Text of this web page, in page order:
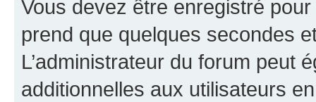
Vous devez être enregistré
prend que quelques secondes
L’administrateur du forum peut
additionnelles aux utilisateurs